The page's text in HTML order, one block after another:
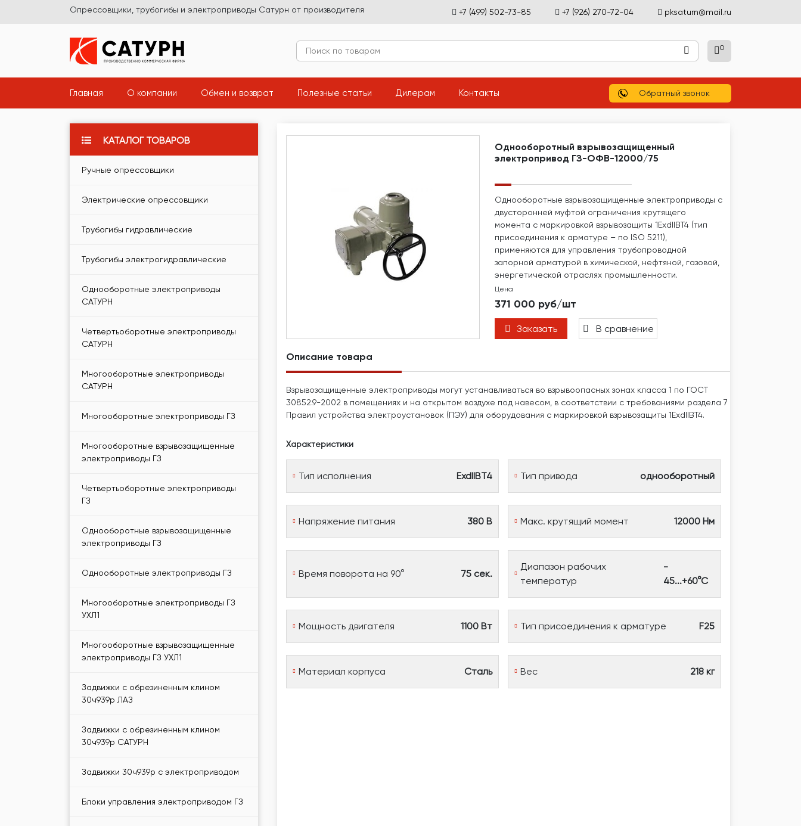
Опрессовщики, трубогибы и электроприводы Сатурн от производителя +7 (499) 502-73-85 +7 (926) 270-72-04 pksaturn@mail.ru
0
Главная (current)О компании (current)Обмен и возврат (current)Полезные статьи (current)Дилерам (current)Контакты Обратный звонок
КАТАЛОГ ТОВАРОВ
Ручные опрессовщики
Электрические опрессовщики
Трубогибы гидравлические
Трубогибы электрогидравлические
Однооборотные электроприводы
САТУРН
Четвертьоборотные электроприводы
САТУРН
Многооборотные электроприводы
САТУРН
Многооборотные электроприводы ГЗ
Многооборотные взрывозащищенные
электроприводы ГЗ
Четвертьоборотные электроприводы
ГЗ
Однооборотные взрывозащищенные
электроприводы ГЗ
Однооборотные электроприводы ГЗ
Многооборотные электроприводы ГЗ
УХЛ1
Многооборотные взрывозащищенные
электроприводы ГЗ УХЛ1
Задвижки с обрезиненным клином
30ч939р ЛАЗ
Задвижки с обрезиненным клином
30ч939р САТУРН
Задвижки 30ч939р с электроприводом
Блоки управления электроприводом ГЗ
Однооборотный взрывозащищенный
электропривод ГЗ-ОФВ-12000/75
Однооборотные взрывозащищенные электроприводы с
двусторонней муфтой ограничения крутящего
момента с маркировкой взрывозащиты 1ЕхdIIBТ4 (тип
присоединения к арматуре – по ISO 5211),
применяются для управления трубопроводной
запорной арматурой в химической, нефтяной, газовой,
энергетической отраслях промышленности.
Цена
371 000 руб/шт
Заказать В сравнение
Описание товара
Взрывозащищенные электроприводы могут устанавливаться во взрывоопасных зонах класса 1 по ГОСТ
30852.9-2002 в помещениях и на открытом воздухе под навесом, в соответствии с требованиями раздела 7
Правил устройства электроустановок (ПЭУ) для оборудования с маркировкой взрывозащиты 1ЕхdIIBT4.
Характеристики
Тип исполнения ExdIIBT4 Тип привода однооборотный
Напряжение питания 380 В Макс. крутящий момент 12000 Нм
Время поворота на 90° 75 сек.
Диапазон рабочих
температур
-
45...+60°С
Мощность двигателя 1100 Вт Тип присоединения к арматуре F25
Материал корпуса Сталь Вес 218 кг